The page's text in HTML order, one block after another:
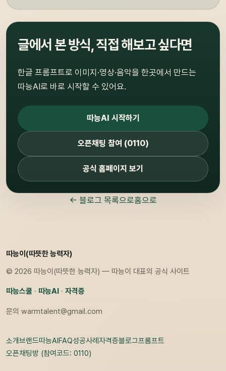
글에서 본 방식, 직접 해보고 싶다면
한글 프롬프트로 이미지·영상·음악을 한곳에서 만드는
따능AI로 바로 시작할 수 있어요.
따능AI 시작하기
오픈채팅 참여 (0110)
공식 홈페이지 보기
← 블로그 목록으로홈으로
따능이(따뜻한 능력자)
© 2026 따능이(따뜻한 능력자) — 따능이 대표의 공식 사이트
따능스쿨 · 따능AI · 자격증
문의 warmtalent@gmail.com
소개브랜드따능AIFAQ성공사례 자격증블로그프롬프트
오픈채팅방 (참여코드: 0110)